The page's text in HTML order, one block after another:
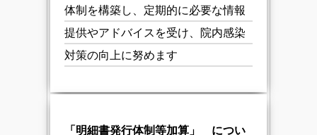
体制を構築し、定期的に必要な情報
提供やアドバイスを受け、院内感染
対策の向上に努めます
「明細書発行体制等加算」 につい